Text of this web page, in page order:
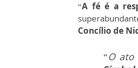
“A fé é a
Concílio de
“O ato